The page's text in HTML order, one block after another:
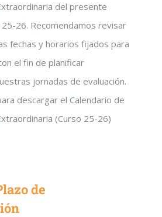
del presente
26. Recomendamos revisar
fechas y horarios fijados para
el fin de planificar
jornadas de evaluación.
descargar el Calendario de
(Curso 25-26)
de